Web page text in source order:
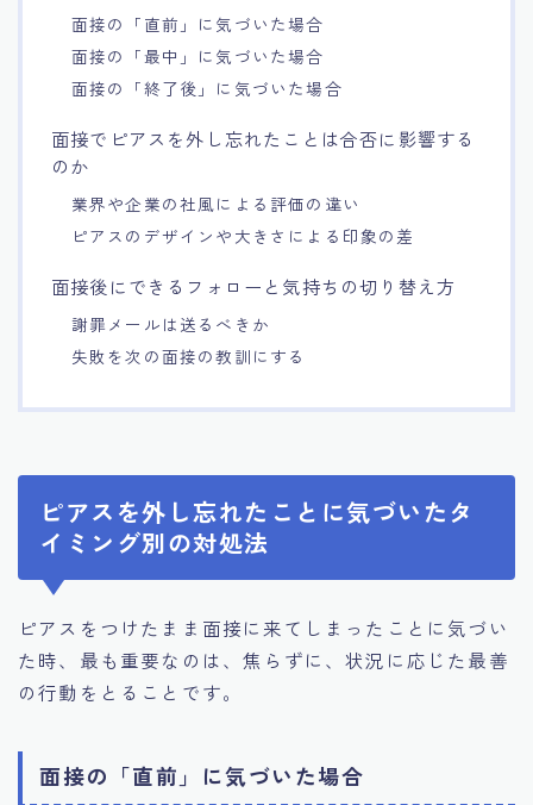
面接の「直前」に気づいた場合
面接の「最中」に気づいた場合
面接の「終了後」に気づいた場合
面接でピアスを外し忘れたことは合否に影響する
のか
業界や企業の社風による評価の違い
ピアスのデザインや大きさによる印象の差
面接後にできるフォローと気持ちの切り替え方
謝罪メールは送るべきか
失敗を次の面接の教訓にする
ピアスを外し忘れたことに気づいたタ
イミング別の対処法
ピアスをつけたまま面接に来てしまったことに気づい
た時、最も重要なのは、焦らずに、状況に応じた最善
の行動をとることです。
面接の「直前」に気づいた場合